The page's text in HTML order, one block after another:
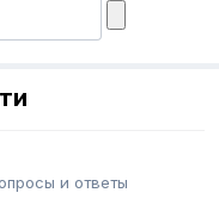
и ответы